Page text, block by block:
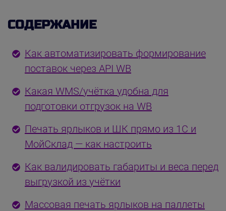
СОДЕРЖАНИЕ
Как автоматизировать формирование
поставок через API WB
Какая WMS/учётка удобна для
подготовки отгрузок на WB
Печать ярлыков и ШК прямо из 1С и
МойСклад — как настроить
Как валидировать габариты и веса перед
выгрузкой из учётки
Массовая печать ярлыков на паллеты